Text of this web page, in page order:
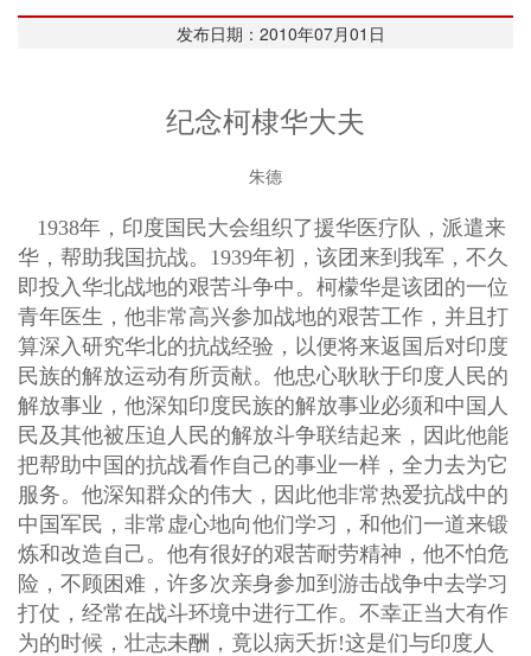
发布日期：2010年07月01日
纪念柯棣华大夫
朱德
1938年，印度国民大会组织了援华医疗队，派遣来
华，帮助我国抗战。1939年初，该团来到我军，不久
即投入华北战地的艰苦斗争中。柯檬华是该团的一位
青年医生，他非常高兴参加战地的艰苦工作，并且打
算深入研究华北的抗战经验，以便将来返国后对印度
民族的解放运动有所贡献。他忠心耿耿于印度人民的
解放事业，他深知印度民族的解放事业必须和中国人
民及其他被压迫人民的解放斗争联结起来，因此他能
把帮助中国的抗战看作自己的事业一样，全力去为它
服务。他深知群众的伟大，因此他非常热爱抗战中的
中国军民，非常虚心地向他们学习，和他们一道来锻
炼和改造自己。他有很好的艰苦耐劳精神，他不怕危
险，不顾困难，许多次亲身参加到游击战争中去学习
打仗，经常在战斗环境中进行工作。不幸正当大有作
为的时候，壮志未酬，竟以病夭折!这是们与印度人